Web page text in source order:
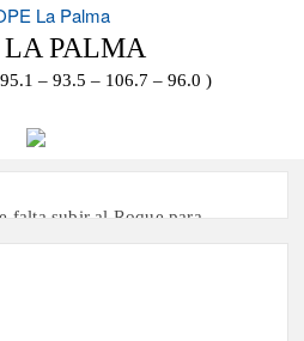
LA PALMA
– 93.5 – 106.7 – 96.0 )
falta subir al Roque para